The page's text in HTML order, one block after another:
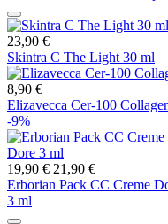
23,90 €
Skintra C The Light 30 ml
8,90 €
Elizavecca Cer-100
-9%
19,90 € 21,90 €
Erborian Pack CC Creme
3 ml